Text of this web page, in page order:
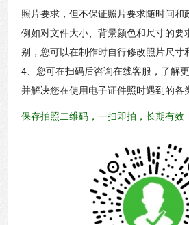
照片要求，但不保证照片要求随时间和
例如对文件大小、背景颜色和尺寸的要
别，您可以在制作时自行修改照片尺寸
4、您可在扫码后咨询在线客服，了解
并解决您在使用电子证件照时遇到的各
保存拍照二维码，一扫即拍，长期有效